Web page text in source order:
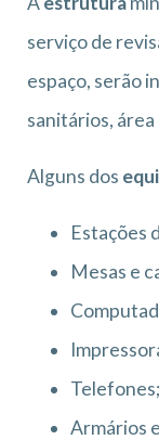
serviço de
espaço, serão
sanitários,
Alguns dos
Estações
Mesas e
Telefones;
Armários